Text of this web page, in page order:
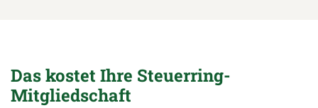
Das kostet Ihre Steuerring-
Mitgliedschaft